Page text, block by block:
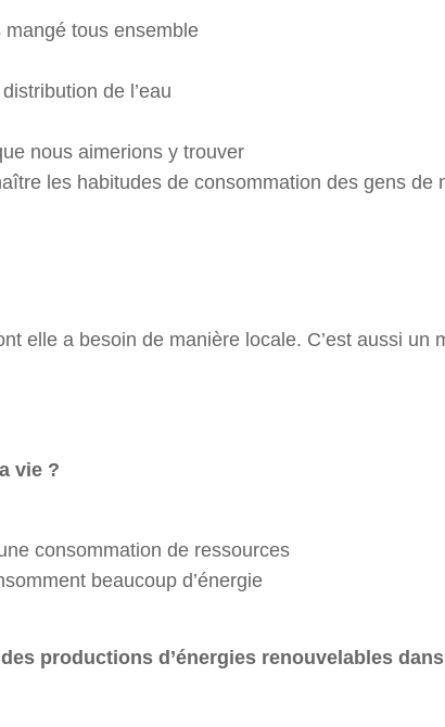
tous ensemble
de l’eau
nous aimerions y trouver
les habitudes de consommation des gens de
elle a besoin de manière locale. C’est aussi un
vie ?
consommation de ressources
beaucoup d’énergie
productions d’énergies renouvelables